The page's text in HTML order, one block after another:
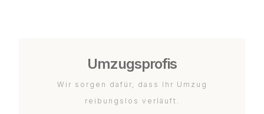
Umzugsprofis
Wir sorgen dafür, dass Ihr Umzug
reibungslos verläuft.